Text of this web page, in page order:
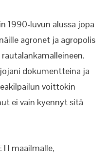
1990-luvun alussa jopa
agronet ja agropolis
dokumentteina ja
voittokin
ei vain kyennyt sitä
maailmalle,